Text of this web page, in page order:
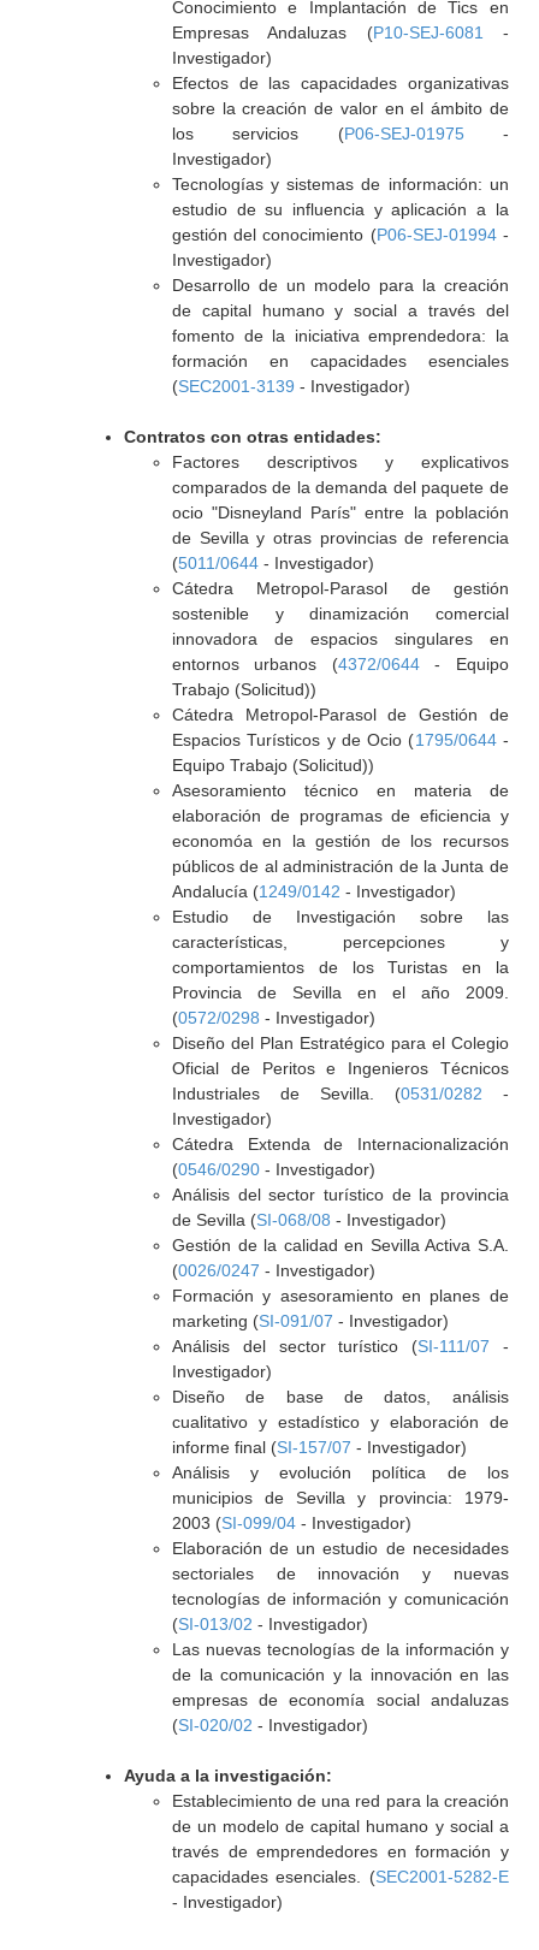
Conocimiento e Implantación de Tics en
Empresas Andaluzas (P10-SEJ-6081
-
Investigador)
Efectos de las capacidades organizativas
sobre la creación de valor en el ámbito de
los servicios (P06-SEJ-01975-
Investigador)
Tecnologías y sistemas de información: un
estudio de su influencia y aplicación a la
gestión del conocimiento (P06-SEJ-01994-
Investigador)
Desarrollo de un modelo para la creación
de capital humano y social a través del
fomento de la iniciativa emprendedora: la
formación en capacidades esenciales
(SEC2001-3139 - Investigador)
Contratos con otras entidades:
Factores descriptivos y explicativos
comparados de la demanda del paquete de
ocio "Disneyland París" entre la población
de Sevilla y otras provincias de referencia
(5011/0644- Investigador)
Cátedra Metropol-Parasol de gestión
sostenible y dinamización comercial
innovadora de espacios singulares en
entornos urbanos (4372/0644- Equipo
Trabajo (Solicitud))
Cátedra Metropol-Parasol de Gestión de
Espacios Turísticos y de Ocio (1795/0644-
Equipo Trabajo (Solicitud))
Asesoramiento técnico en materia de
elaboración de programas de eficiencia y
economóa en la gestión de los recursos
públicos de al administración de la Junta de
Andalucía (1249/0142 - Investigador)
Estudio de Investigación sobre las
características, percepciones y
comportamientos de los Turistas en la
Provincia de Sevilla en el año 2009.
(0572/0298 - Investigador)
Diseño del Plan Estratégico para el Colegio
Oficial de Peritos e Ingenieros Técnicos
Industriales de Sevilla. (0531/0282 -
Investigador)
Cátedra Extenda de Internacionalización
(0546/0290- Investigador)
Análisis del sector turístico de la provincia
de Sevilla (SI-068/08 - Investigador)
Gestión de la calidad en Sevilla Activa S.A.
(0026/0247 - Investigador)
Formación y asesoramiento en planes de
marketing (SI-091/07 - Investigador)
Análisis del sector turístico (SI-111/07 -
Investigador)
Diseño de base de datos, análisis
cualitativo y estadístico y elaboración de
informe final (SI-157/07 - Investigador)
Análisis y evolución política de los
municipios de Sevilla y provincia: 1979-
2003 (SI-099/04- Investigador)
Elaboración de un estudio de necesidades
sectoriales de innovación y nuevas
tecnologías de información y comunicación
(SI-013/02 - Investigador)
Las nuevas tecnologías de la información y
de la comunicación y la innovación en las
empresas de economía social andaluzas
(SI-020/02 - Investigador)
Ayuda a la investigación:
Establecimiento de una red para la creación
de un modelo de capital humano y social a
través de emprendedores en formación y
capacidades esenciales. (SEC2001-5282-E
- Investigador)